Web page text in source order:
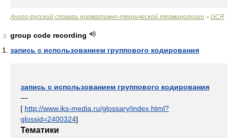
Англо-русский словарь нормативно-технической терминологии > GCR
3
group code recording
запись с использованием группового кодирования
запись с использованием группового кодирования
—
[ http://www.iks-media.ru/glossary/index.html?
glossid=2400324]
Тематики